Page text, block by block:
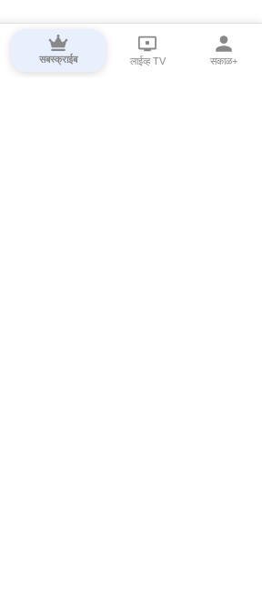
सबस्क्राईब लाईव्ह TV सकाळ+